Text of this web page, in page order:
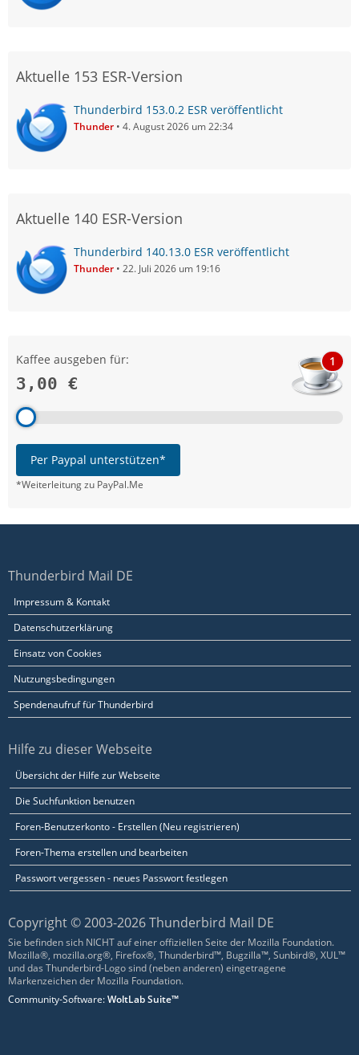
Aktuelle 153 ESR-Version
Thunderbird 153.0.2 ESR veröffentlicht
Thunder 4. August 2026 um 22:34
Aktuelle 140 ESR-Version
Thunderbird 140.13.0 ESR veröffentlicht
Thunder 22. Juli 2026 um 19:16
Kaffee ausgeben für:
3,00 €
1
Per Paypal unterstützen*
*Weiterleitung zu PayPal.Me
Thunderbird Mail DE
Impressum & Kontakt
Datenschutzerklärung
Einsatz von Cookies
Nutzungsbedingungen
Spendenaufruf für Thunderbird
Hilfe zu dieser Webseite
Übersicht der Hilfe zur Webseite
Die Suchfunktion benutzen
Foren-Benutzerkonto - Erstellen (Neu registrieren)
Foren-Thema erstellen und bearbeiten
Passwort vergessen - neues Passwort festlegen
Copyright © 2003-2026 Thunderbird Mail DE
Sie befinden sich NICHT auf einer offiziellen Seite der Mozilla Foundation.
Mozilla®, mozilla.org®, Firefox®, Thunderbird™, Bugzilla™, Sunbird®, XUL™
und das Thunderbird-Logo sind (neben anderen) eingetragene
Markenzeichen der Mozilla Foundation.
Community-Software:WoltLab Suite™